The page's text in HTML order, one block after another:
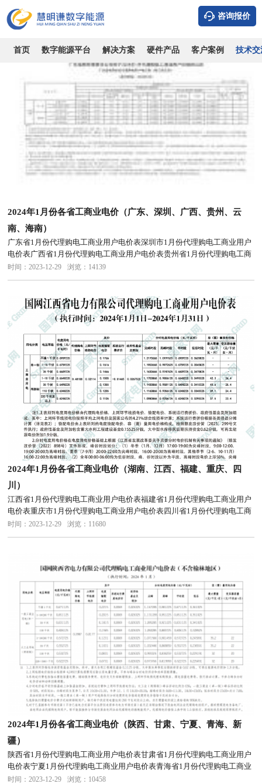
咨询报价
首页 数字能源平台 解决方案 硬件产品 客户案例 技术交
系统知识 行业知识 公司新闻
2024年1月份各省工商业电价（广东、深圳、广西、贵州、云
南、海南）
广东省1月份代理购电工商业用户电价表深圳市1月份代理购电工商业用户
电价表广西省1月份代理购电工商业用户电价表贵州省1月份代理购电工商
业用户电价表云南省1月份代理购电工商业用户电价表
时间：2023-12-29 浏览：14139
2024年1月份各省工商业电价（湖南、江西、福建、重庆、四
川）
江西省1月份代理购电工商业用户电价表福建省1月份代理购电工商业用户
电价表重庆市1月份代理购电工商业用户电价表四川省1月份代理购电工商
业用户电价表
时间：2023-12-29 浏览：11680
2024年1月份各省工商业电价（陕西、甘肃、宁夏、青海、新
疆）
陕西省1月份代理购电工商业用户电价表甘肃省1月份代理购电工商业用户
电价表宁夏1月份代理购电工商业用户电价表青海省1月份代理购电工商业
用户电价表新疆1月份代理购电工商业用户电价表
时间：2023-12-29 浏览：10458